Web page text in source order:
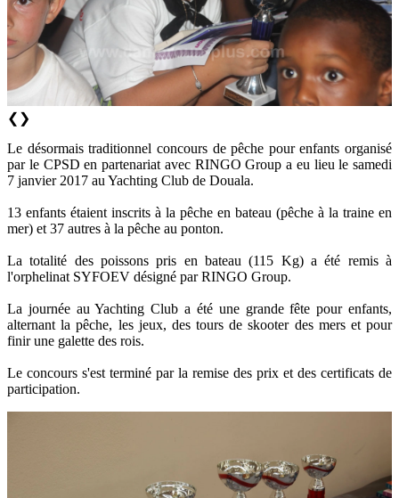
❮ ❯
Le désormais traditionnel concours de pêche pour enfants organisé
par le CPSD en partenariat avec RINGO Group a eu lieu le samedi
7 janvier 2017 au Yachting Club de Douala.
13 enfants étaient inscrits à la pêche en bateau (pêche à la traine en
mer) et 37 autres à la pêche au ponton.
La totalité des poissons pris en bateau (115 Kg) a été remis à
l'orphelinat SYFOEV désigné par RINGO Group.
La journée au Yachting Club a été une grande fête pour enfants,
alternant la pêche, les jeux, des tours de skooter des mers et pour
finir une galette des rois.
Le concours s'est terminé par la remise des prix et des certificats de
participation.